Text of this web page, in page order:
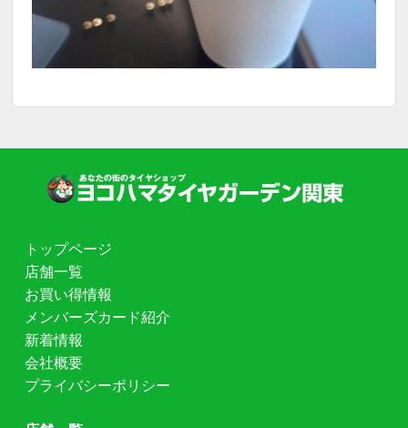
トップページ
店舗一覧
お買い得情報
メンバーズカード紹介
新着情報
会社概要
プライバシーポリシー